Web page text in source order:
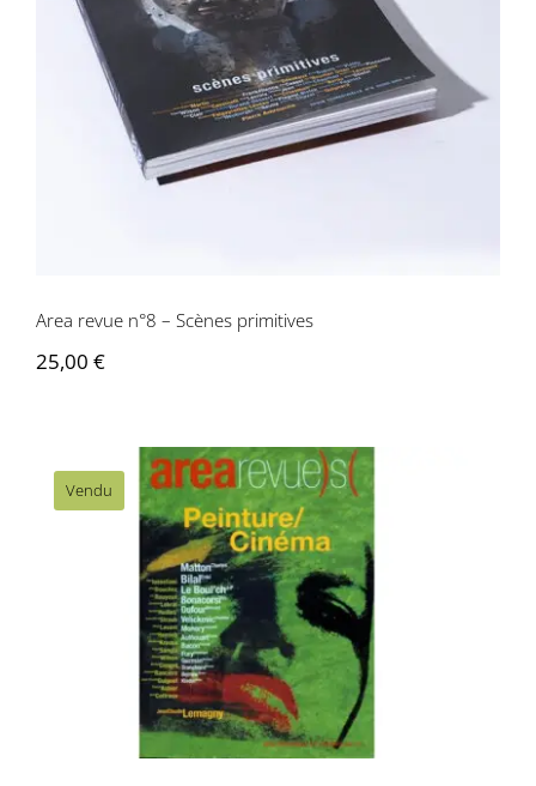
Area revue n°8 – Scènes primitives
Area revue n°8 – Scènes primitives
25,00 €
Vendu
Area revue n°7 – Peinture/Cinéma